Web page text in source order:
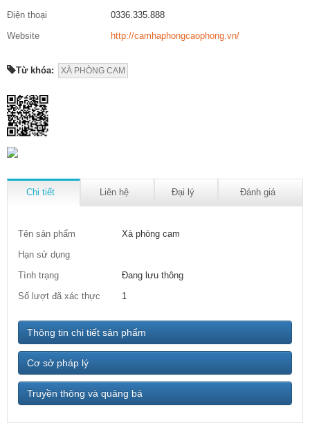
Điện thoại
0336.335.888
Website
http://camhaphongcaophong.vn/
Từ khóa: XÀ PHÒNG CAM
Chi tiết Liên hệ Đại lý Đánh giá
Tên sản phẩm
Xà phòng cam
Hạn sử dụng
Tình trạng
Đang lưu thông
Số lượt đã xác thực
1
Thông tin chi tiết sản phẩm
Cơ sở pháp lý
Truyền thông và quảng bá